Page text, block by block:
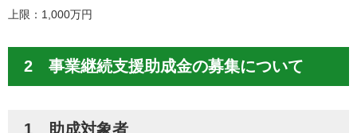
上限：1,000万円
2 事業継続支援助成金の募集について
1 助成対象者